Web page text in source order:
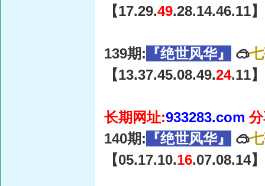
【17.29.49.28.14.46.11】
139期: 『绝世风华』 🥽
【13.37.45.08.49.24.11】
长期网址:933283.com
140期: 『绝世风华』 🥽
【05.17.10.16.07.08.14】